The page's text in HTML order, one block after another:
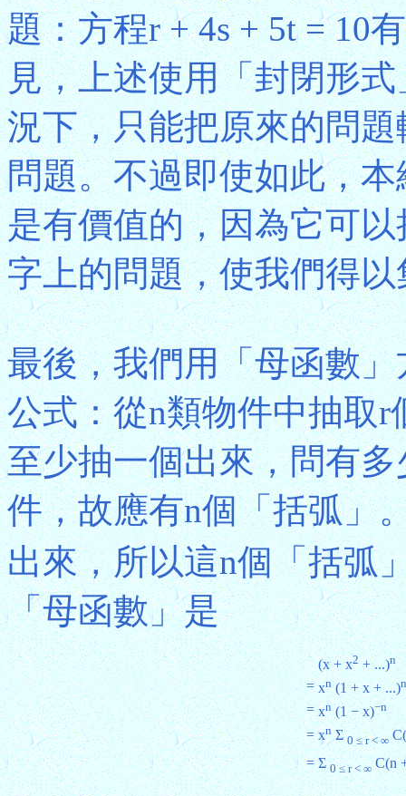
題：方程r + 4s + 5t = 10
見，上述使用「封閉形
況下，只能把原來的問
問題。不過即使如此，
是有價值的，因為它可
字上的問題，使我們得
最後，我們用「母函數
公式：從n類物件中抽取
至少抽一個出來，問有
件，故應有n個「括弧」
出來，所以這n個「括弧
「母函數」是
(x + x2+ ...)n
= xn(1 + x + ...)n
= xn(1 − x)−n
= xnΣ0 ≤ r < ∞
= Σ0 ≤ r < ∞C(n